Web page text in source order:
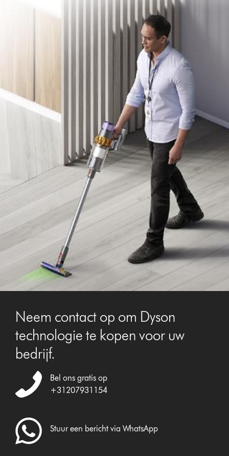
Neem contact op om Dyson
technologie te kopen voor uw
bedrijf.
Bel ons gratis op
+31207931154
Stuur een bericht via WhatsApp